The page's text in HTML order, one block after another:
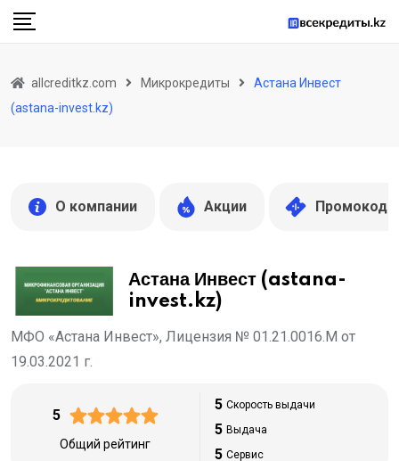
Skip
allcreditkz.com Микрокредиты
Астана Инвест
(astana-invest.kz)
О компании Акции Промокоды
Астана Инвест (astana-
invest.kz)
МФО «Астана Инвест», Лицензия № 01.21.0016.М от
19.03.2021 г.
5
Общий рейтинг
5 Скорость выдачи
5 Выдача
5 Сервис